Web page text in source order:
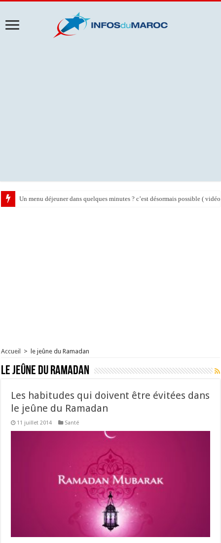
Un menu déjeuner dans quelques minutes ? c’est désormais possible (
Accueil > le jeûne du Ramadan
le jeûne du Ramadan
Les habitudes qui doivent être évitées dans
le jeûne du Ramadan
11 juillet 2014 Santé